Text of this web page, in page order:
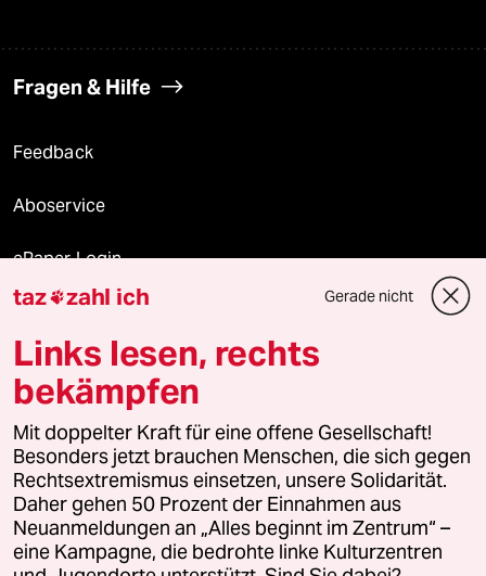
Fragen & Hilfe
Feedback
Aboservice
ePaper Login
Downloads für Abonnierende
© 2026 taz Verlags und Vertriebs GmbH
Alle Rechte vorbehalten. Bei rechtlichen Fragen oder für Genehmigungen
wenden Sie sich bitte an
lizenzen@taz.de
Feedback Redaktionsstatut Kommune-Richtlinien
Leitlinie Informant Datenschutz Impressum AGB
taz zahl ich Gerade nicht
Links lesen, rechts
bekämpfen
Mit doppelter Kraft für eine offene Gesellschaft!
Besonders jetzt brauchen Menschen, die sich gegen
Rechtsextremismus einsetzen, unsere Solidarität.
Daher gehen 50 Prozent der Einnahmen aus
Neuanmeldungen an „Alles beginnt im Zentrum“ –
eine Kampagne, die bedrohte linke Kulturzentren